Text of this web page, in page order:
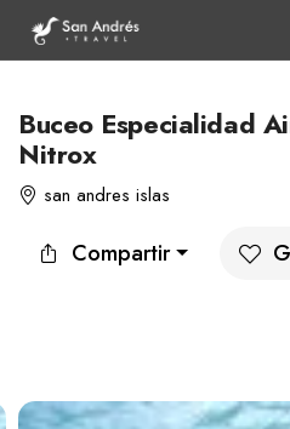
Tours
Hoteles
Buceo Especialidad
Nitrox
san andres islas
Compartir